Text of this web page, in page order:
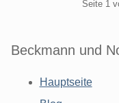
Seite 1
Beckmann und
Hauptseite